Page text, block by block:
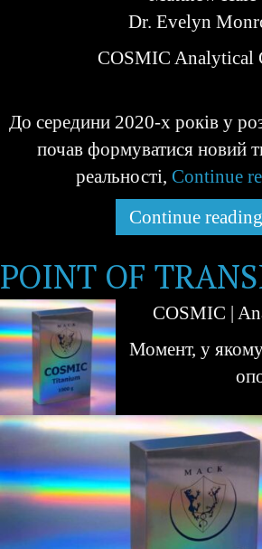
Dr. Evelyn
COSMIC Analytical
До середини 2020-х років у
почав формуватися новий
реальності, Continue
Continue
POINT OF
COSMIC |
Момент, у